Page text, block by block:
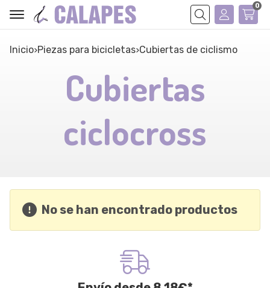
Buscar
0
Inicio piezas para bicicletas cubiertas de ciclismo
Cubiertas
ciclocross
No se han encontrado productos